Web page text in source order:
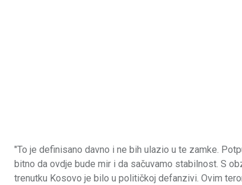
"To je definisano davno i ne bih ulazio u te zamke.
bitno da ovdje bude mir i da sačuvamo stabilnost. S
trenutku Kosovo je bilo u političkoj defanzivi. Ovim